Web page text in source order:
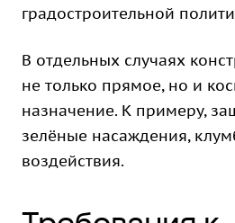
градостроительной
В отдельных случаях
не только прямое, но и
назначение. К примеру,
зелёные насаждения,
воздействия.